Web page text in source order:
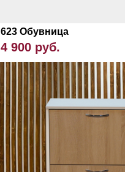
623 Обувница
4 900 руб.